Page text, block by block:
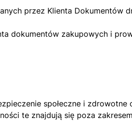
przez Klienta Dokumentów
dokumentów zakupowych i
społeczne i
te znajdują się poza